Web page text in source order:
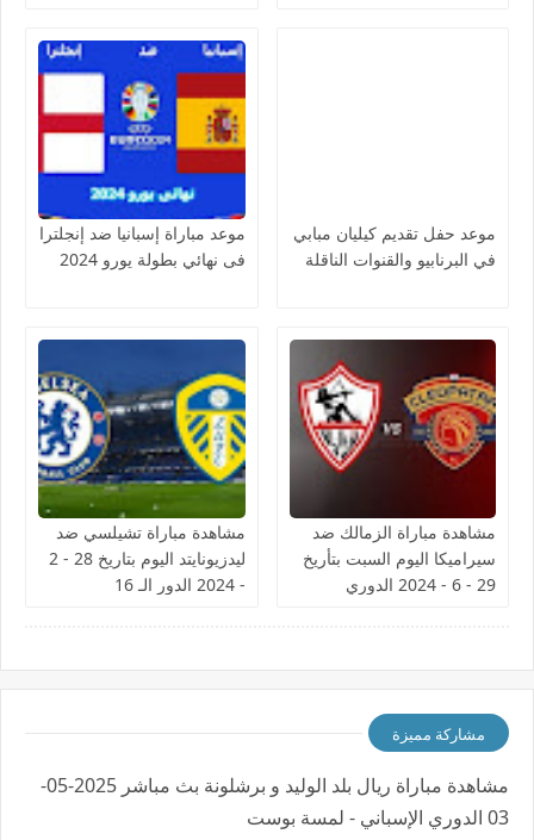
موعد حفل تقديم كيليان مبابي
في البرنابيو والقنوات الناقلة
موعد مباراة إسبانيا ضد إنجلترا
فى نهائي بطولة يورو 2024
مشاهدة مباراة الزمالك ضد
سيراميكا اليوم السبت بتأريخ
29 - 6 - 2024 الدوري
مشاهدة مباراة تشيلسي ضد
ليدزيونايتد اليوم بتاريخ 28 - 2
- 2024 الدور الـ 16
مشاركة مميزة
مشاهدة مباراة ريال بلد الوليد و برشلونة بث مباشر 2025-05-
03 الدوري الإسباني - لمسة بوست